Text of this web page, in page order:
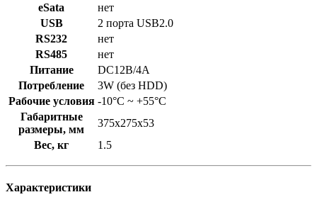
eSata
нет
USB
2 порта USB2.0
RS232
нет
RS485
нет
Питание
DC12В/4A
Потребление
3W (без HDD)
Рабочие условия -10°C ~ +55°C
Габаритные
размеры, мм
375x275x53
Вес, кг
1.5
Характеристики